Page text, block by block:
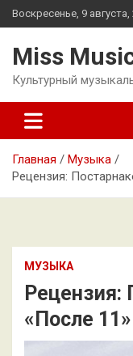
Перейти
к
Воскресенье, 9 августа,
Miss
Культурный
Главная
Музыка
Рецензия:
МУЗЫКА
Рецензия:
«После